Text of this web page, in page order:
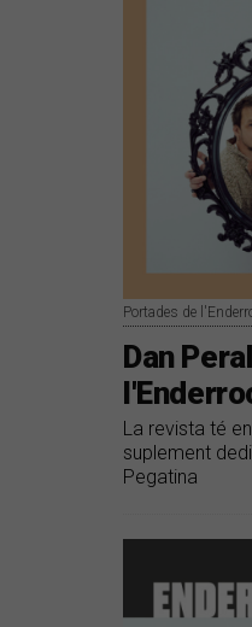
Portades de
Dan
La revista té
suplement
Pegatina